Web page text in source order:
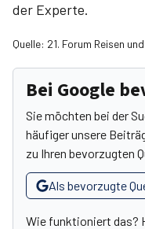
der Experte.
Quelle: 21. Forum Reisen
Bei Google
Sie möchten bei der
häufiger unsere
zu Ihren bevorzugten
Als bevorzugte
Wie funktioniert das?